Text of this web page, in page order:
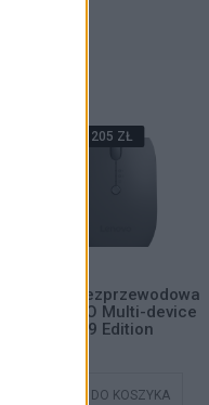
205 ZŁ
Mysz bezprzewodowa
LENOVO Multi-device
X9 Edition
DODAJ DO KOSZYKA